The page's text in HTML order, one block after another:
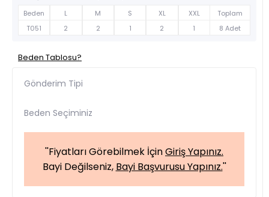
Beden L M S XL XXL
Toplam
T051
2 2 1 2 1 8 Adet
Beden Tablosu?
Gönderim Tipi
Beden Seçiminiz
''Fiyatları Görebilmek İçinGiriş Yapınız.
Bayi Değilseniz, Bayi Başvurusu Yapınız.''